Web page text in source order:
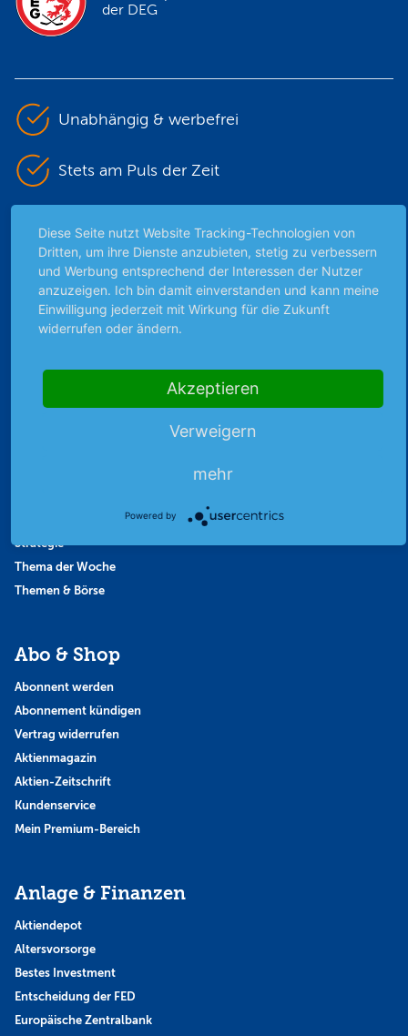
der DEG
Unabhängig & werbefrei
Stets am Puls der Zeit
Sicher mit SSL-Verschlüsselung
Archiv
Börsenbericht
Strategie
Thema der Woche
Themen & Börse
Abo & Shop
Abonnent werden
Abonnement kündigen
Vertrag widerrufen
Aktienmagazin
Aktien-Zeitschrift
Kundenservice
Mein Premium-Bereich
Anlage & Finanzen
Aktiendepot
Altersvorsorge
Bestes Investment
Entscheidung der FED
Europäische Zentralbank
Diese Seite nutzt Website Tracking-Technologien von
Dritten, um ihre Dienste anzubieten, stetig zu verbessern
und Werbung entsprechend der Interessen der Nutzer
anzuzeigen. Ich bin damit einverstanden und kann meine
Einwilligung jederzeit mit Wirkung für die Zukunft
widerrufen oder ändern.
Akzeptieren
Verweigern
mehr
Powered by